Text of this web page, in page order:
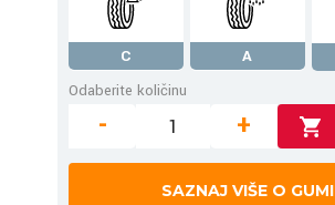
C A
Odaberite količinu
- +
SAZNAJ VIŠE O GUMI